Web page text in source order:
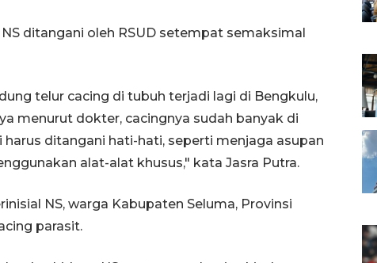
ditangani oleh RSUD setempat semaksimal
telur cacing di tubuh terjadi lagi di Bengkulu,
menurut dokter, cacingnya sudah banyak di
ditangani hati-hati, seperti menjaga asupan
alat-alat khusus," kata Jasra Putra.
NS, warga Kabupaten Seluma, Provinsi
parasit.